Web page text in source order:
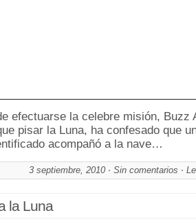
efectuarse la celebre misión, Buzz
pisar la Luna, ha confesado que
acompañó a la nave…
3 septiembre, 2010 Sin comentarios
la Luna